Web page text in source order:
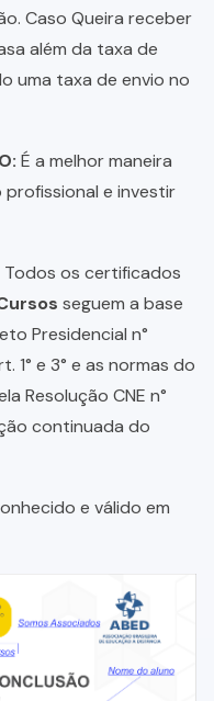
Caso Queira receber
além da taxa de
uma taxa de envio no
É a melhor maneira
e investir
Todos os certificados
seguem a base
Presidencial n°
1° e 3° e as normas do
Resolução CNE n°
continuada do
e válido em